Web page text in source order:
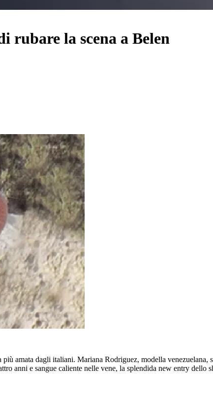
rubare la scena a Belen
più amata dagli italiani. Mariana Rodriguez, modella
anni e sangue caliente nelle vene, la splendida new entry dello